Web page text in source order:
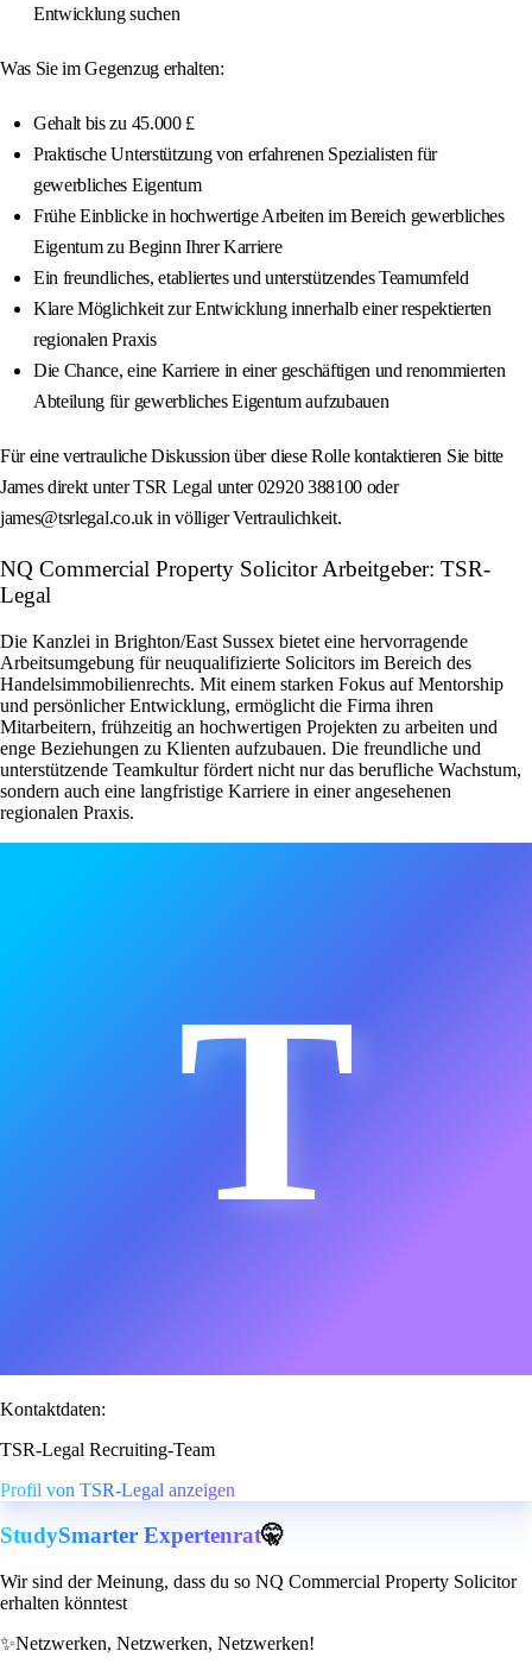
Entwicklung suchen
Was Sie im Gegenzug erhalten:
Gehalt bis zu 45.000 £
Praktische Unterstützung von erfahrenen Spezialisten für
gewerbliches Eigentum
Frühe Einblicke in hochwertige Arbeiten im Bereich gewerbliches
Eigentum zu Beginn Ihrer Karriere
Ein freundliches, etabliertes und unterstützendes Teamumfeld
Klare Möglichkeit zur Entwicklung innerhalb einer respektierten
regionalen Praxis
Die Chance, eine Karriere in einer geschäftigen und renommierten
Abteilung für gewerbliches Eigentum aufzubauen
Für eine vertrauliche Diskussion über diese Rolle kontaktieren Sie bitte
James direkt unter TSR Legal unter 02920 388100 oder
james@tsrlegal.co.uk in völliger Vertraulichkeit.
NQ Commercial Property Solicitor Arbeitgeber: TSR-
Legal
Die Kanzlei in Brighton/East Sussex bietet eine hervorragende
Arbeitsumgebung für neuqualifizierte Solicitors im Bereich des
Handelsimmobilienrechts. Mit einem starken Fokus auf Mentorship
und persönlicher Entwicklung, ermöglicht die Firma ihren
Mitarbeitern, frühzeitig an hochwertigen Projekten zu arbeiten und
enge Beziehungen zu Klienten aufzubauen. Die freundliche und
unterstützende Teamkultur fördert nicht nur das berufliche Wachstum,
sondern auch eine langfristige Karriere in einer angesehenen
regionalen Praxis.
T
Kontaktdaten:
TSR-Legal Recruiting-Team
Profil von TSR-Legal anzeigen
StudySmarter Expertenrat🤫
Wir sind der Meinung, dass du so NQ Commercial Property Solicitor
erhalten könntest
✨Netzwerken, Netzwerken, Netzwerken!